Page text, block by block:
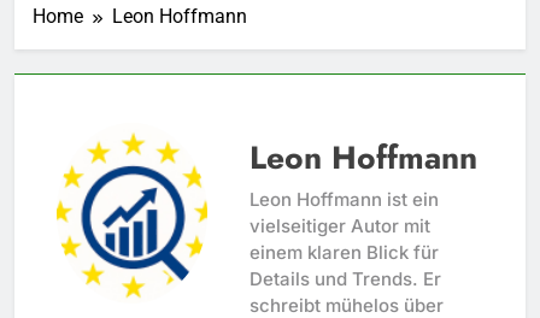
Home Leon Hoffmann
Leon Hoffmann
Leon Hoffmann ist ein
vielseitiger Autor mit
einem klaren Blick für
Details und Trends. Er
schreibt mühelos über